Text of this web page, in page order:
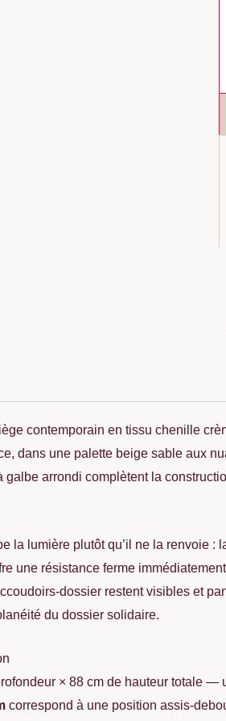
contemporain en tissu chenille
dans une palette beige sable aux
arrondi complètent la
la lumière plutôt qu’il ne la renvoie
une résistance ferme
dossier restent visibles et
du dossier solidaire.
× 88 cm de hauteur totale —
correspond à une position assis-